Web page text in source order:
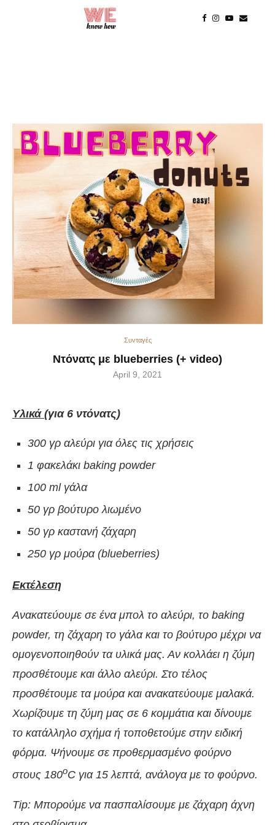
Συνταγές
Ντόνατς με blueberries (+ video)
April 9, 2021
Υλικά (για 6 ντόνατς)
300 γρ αλεύρι για όλες τις χρήσεις
1 φακελάκι baking powder
100 ml γάλα
50 γρ βούτυρο λιωμένο
50 γρ καστανή ζάχαρη
250 γρ μούρα (blueberries)
Εκτέλεση
Ανακατεύουμε σε ένα μπολ το αλεύρι, το baking
powder, τη ζάχαρη το γάλα και το βούτυρο μέχρι να
ομογενοποιηθούν τα υλικά μας. Αν κολλάει η ζύμη
προσθέτουμε και άλλο αλεύρι. Στο τέλος
προσθέτουμε τα μούρα και ανακατεύουμε μαλακά.
Χωρίζουμε τη ζύμη μας σε 6 κομμάτια και δίνουμε
το κατάλληλο σχήμα ή τοποθετούμε στην ειδική
φόρμα. Ψήνουμε σε προθερμασμένο φούρνο
στους 180οC για 15 λεπτά, ανάλογα με το φούρνο.
Tip: Μπορούμε να πασπαλίσουμε με ζάχαρη άχνη